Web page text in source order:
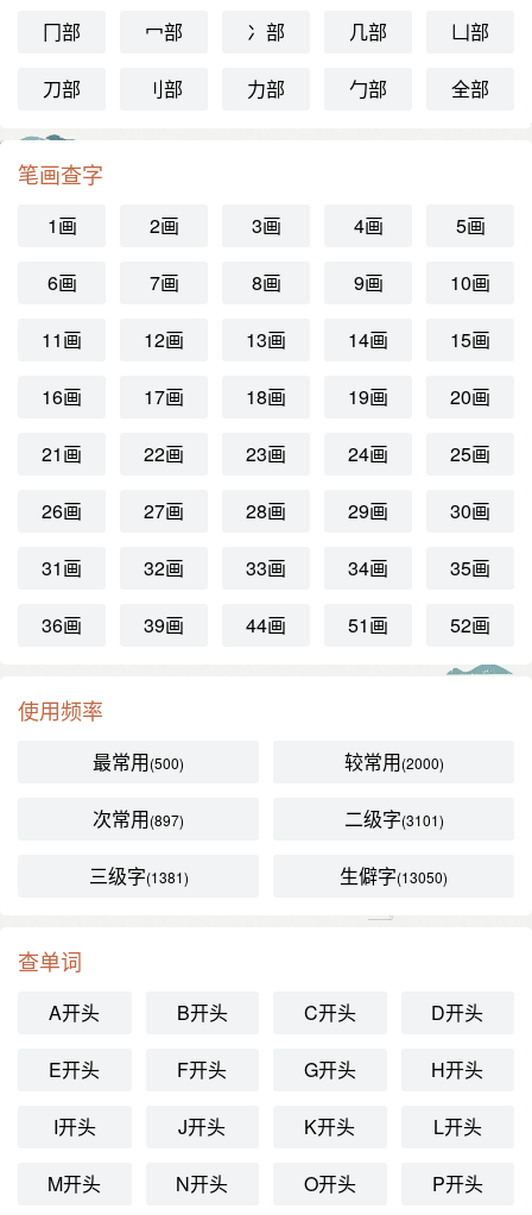
冂部 冖部 冫部 几部 凵部
刀部 刂部 力部 勹部 全部
笔画查字
1画 2画 3画 4画 5画
6画 7画 8画 9画 10画
11画 12画 13画 14画 15画
16画 17画 18画 19画 20画
21画 22画 23画 24画 25画
26画 27画 28画 29画 30画
31画 32画 33画 34画 35画
36画 39画 44画 51画 52画
使用频率
最常用(500) 较常用(2000)
次常用(897) 二级字(3101)
三级字(1381) 生僻字(13050)
查单词
A开头 B开头 C开头 D开头
E开头 F开头 G开头 H开头
I开头 J开头 K开头 L开头
M开头 N开头 O开头 P开头